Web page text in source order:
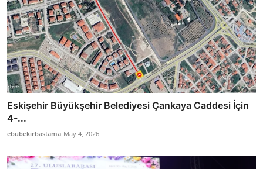
Eskişehir Büyükşehir Belediyesi Çankaya Caddesi İçin
4-...
ebubekirbastama May 4, 2026